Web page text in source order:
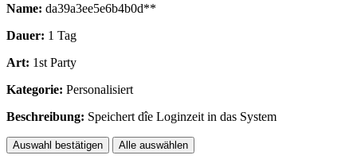
Name: da39a3ee5e6b4b0d**
Dauer: 1 Tag
Art: 1st Party
Kategorie: Personalisiert
Beschreibung: Speichert dîe Loginzeit in das System
Auswahl bestätigen Alle auswählen